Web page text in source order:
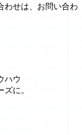
わせは、お問い合わ
ハウ
に。